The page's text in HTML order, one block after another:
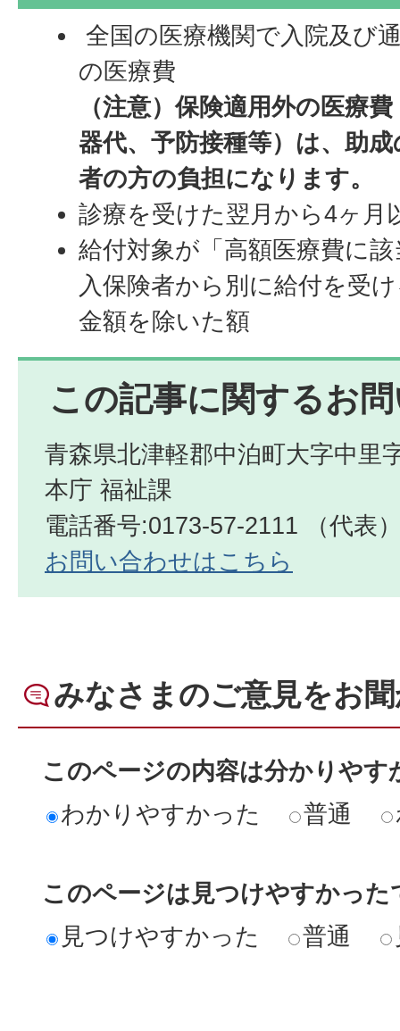
全国の医療機関で入院及び
の医療費
（注意）保険適用外の医療
器代、予防接種等）は、助
者の方の負担になります。
診療を受けた翌月から4ヶ月
給付対象が「高額医療費に
入保険者から別に給付を受
金額を除いた額
この記事に関するお
青森県北津軽郡中泊町大字中里
本庁 福祉課
電話番号:0173-57-2111 （代表
お問い合わせはこちら
みなさまのご意見をお
このページの内容は分かりやす
わかりやすかった
普通
このページは見つけやすかった
見つけやすかった
普通